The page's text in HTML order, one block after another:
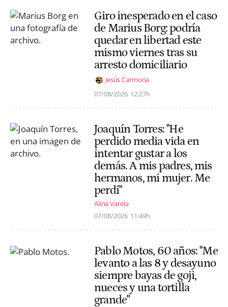
Giro inesperado en el caso
de Marius Borg: podría
quedar en libertad este
mismo viernes tras su
arresto domiciliario
Jesús Carmona
07/08/2026 12:27h
Joaquín Torres: "He
perdido media vida en
intentar gustar a los
demás. A mis padres, mis
hermanos, mi mujer. Me
perdí"
Alina Varela
07/08/2026 11:49h
Pablo Motos, 60 años: "Me
levanto a las 8 y desayuno
siempre bayas de goji,
nueces y una tortilla
grande"